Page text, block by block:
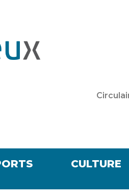
CULTURE